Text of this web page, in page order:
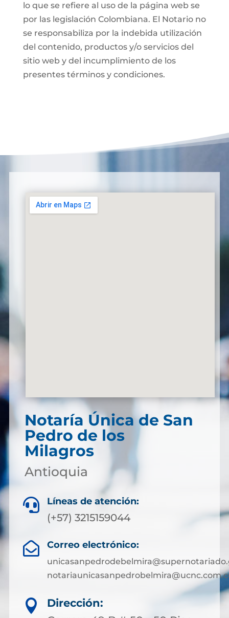
lo que se refiere al uso de la página web se
por las legislación Colombiana. El Notario no
se responsabiliza por la indebida utilización
del contenido, productos y/o servicios del
sitio web y del incumplimiento de los
presentes términos y condiciones.
Notaría Única de San
Pedro de los
Milagros
Antioquia
 Líneas de atención:
(+57) 3215159044
 Correo electrónico:

Dirección: